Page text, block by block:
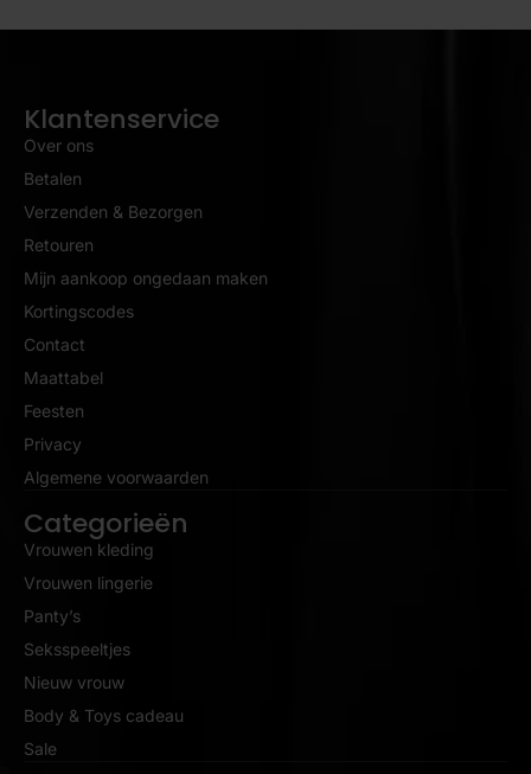
Klantenservice
Over ons
Betalen
Verzenden & Bezorgen
Retouren
Mijn aankoop ongedaan maken
Kortingscodes
Contact
Maattabel
Feesten
Privacy
Algemene voorwaarden
Categorieën
Vrouwen kleding
Vrouwen lingerie
Panty’s
Seksspeeltjes
Nieuw vrouw
Body & Toys cadeau
Sale